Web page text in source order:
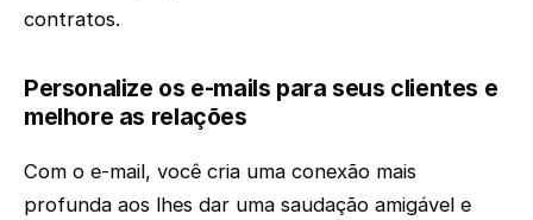
contratos.
Personalize os e-mails para seus clientes e
melhore as relações
Com o e-mail, você cria uma conexão mais
profunda aos lhes dar uma saudação amigável e